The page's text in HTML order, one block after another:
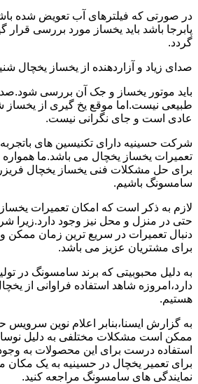
در صورتی که فیلترهای آب تعویض شده
پابرجا باشد باید یخساز مورد بررسی
گردد.
صدای زیاد و آزاردهنده از یخساز یخچال
باید موتور یخساز و جک آن بررسی
طبیعی نیست.اما موقع یخ گیری از
عادی است و جای نگرانی نیست.
شرکت حسینیه دارای تکنیسین های باتجربه
تعمیرات یخساز یخچال می باشد.ما همواره
برای حل مشکلات فنی یخساز یخچال
سامسونگ باشیم.
لازم به ذکر است که امکان تعمیرات
حتی در منزل و محل نیز وجود دارد.زیرا
دنبال تعمیرات در سریع ترین زمان
برای مشتریان عزیز می باشد.
به دلیل محبوبیتی که برند سامسونگ در
دارد،امروزه شاهد استفاده فراوانی از
هستیم.
به گزارش ایسنا،بنابر اعلام نوین سرویس
ممکن است مشکلات مختلفی به دلیل
استفاده درست برای این محصولات به وجود
برای تعمیر یخچال در حسینیه به یک مکان
نمایندگی های سامسونگ مراجعه کنید.